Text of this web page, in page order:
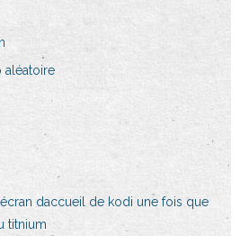
aléatoire
daccueil de kodi une fois que
titnium